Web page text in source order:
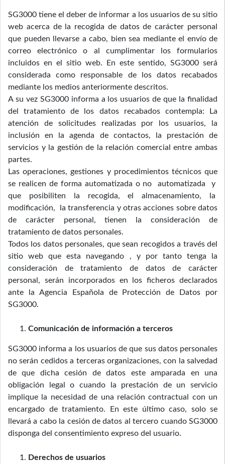
SG3000 tiene el deber de informar a los usuarios de su sitio
web acerca de la recogida de datos de carácter personal
que pueden llevarse a cabo, bien sea mediante el envío de
correo electrónico o al cumplimentar los formularios
incluidos en el sitio web. En este sentido, SG3000 será
considerada como responsable de los datos recabados
mediante los medios anteriormente descritos.
A su vez SG3000 informa a los usuarios de que la finalidad
del tratamiento de los datos recabados contempla: La
atención de solicitudes realizadas por los usuarios, la
inclusión en la agenda de contactos, la prestación de
servicios y la gestión de la relación comercial entre ambas
partes.
Las operaciones, gestiones y procedimientos técnicos que
se realicen de forma automatizada o no automatizada y
que posibiliten la recogida, el almacenamiento, la
modificación, la transferencia y otras acciones sobre datos
de carácter personal, tienen la consideración de
tratamiento de datos personales.
Todos los datos personales, que sean recogidos a través del
sitio web que esta navegando , y por tanto tenga la
consideración de tratamiento de datos de carácter
personal, serán incorporados en los ficheros declarados
ante la Agencia Española de Protección de Datos por
SG3000.
Comunicación de información a terceros
SG3000 informa a los usuarios de que sus datos personales
no serán cedidos a terceras organizaciones, con la salvedad
de que dicha cesión de datos este amparada en una
obligación legal o cuando la prestación de un servicio
implique la necesidad de una relación contractual con un
encargado de tratamiento. En este último caso, solo se
llevará a cabo la cesión de datos al tercero cuando SG3000
disponga del consentimiento expreso del usuario.
Derechos de usuarios